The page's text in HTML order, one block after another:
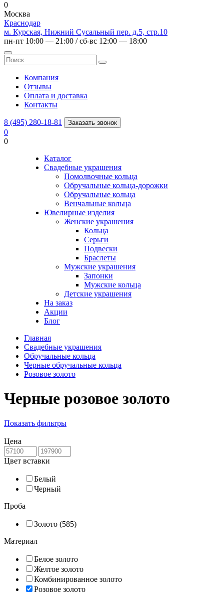
0
Москва
Краснодар
м. Курская, Нижний Сусальный пер. д.5, стр.10
пн-пт 10:00 — 21:00 / сб-вс 12:00 — 18:00
Компания
Отзывы
Оплата и доставка
Контакты
8 (495) 280-18-81 Заказать звонок
0
0
Каталог
Свадебные украшения
Помолвочные кольца
Обручальные кольца-дорожки
Обручальные кольца
Венчальные кольца
Ювелирные изделия
Женские украшения
Кольца
Серьги
Подвески
Браслеты
Мужские украшения
Запонки
Мужские кольца
Детские украшения
На заказ
Акции
Блог
Главная
Свадебные украшения
Обручальные кольца
Черные обручальные кольца
Розовое золото
Черные розовое золото
Показать фильтры
Цена
Цвет вставки
Белый
Черный
Проба
Золото (585)
Материал
Белое золото
Желтое золото
Комбинированное золото
Розовое золото